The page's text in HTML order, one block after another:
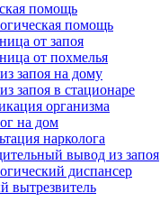
помощь
помощь
от запоя
от похмелья
запоя на дому
запоя в стационаре
организма
на дом
нарколога
вывод из запоя
диспансер
вытрезвитель